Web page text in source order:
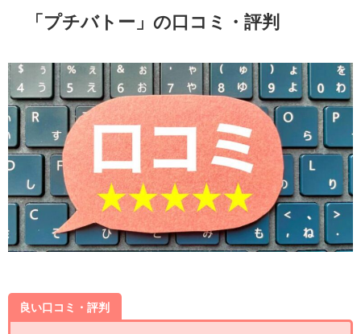
「 プチバトー 」の口コミ・評判
良い口コミ・評判